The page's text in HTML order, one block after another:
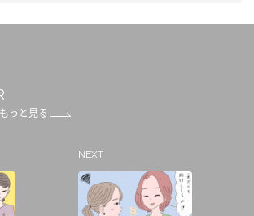
っと見る
NEXT